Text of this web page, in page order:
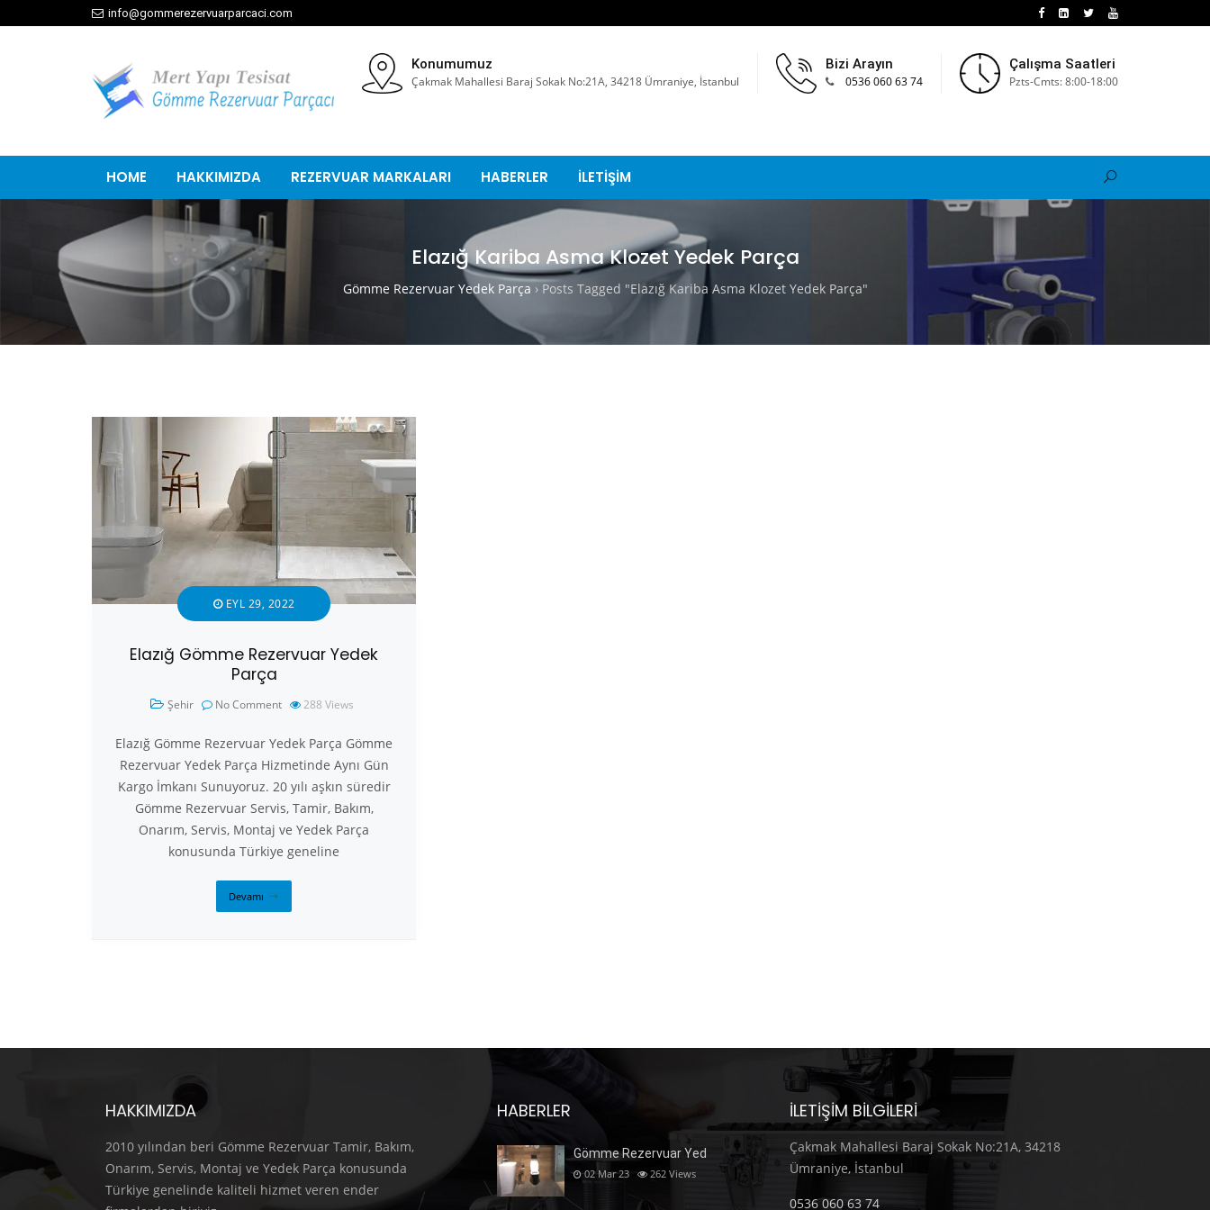
info@gommerezervuarparcaci.com
Konumumuz
Çakmak Mahallesi Baraj Sokak No:21A, 34218 Ümraniye, İstanbul
Bizi Arayın
0536 060 63 74
Çalışma Saatleri
Pzts-Cmts: 8:00-18:00
HOME HAKKIMIZDA REZERVUAR MARKALARI HABERLER İLETİŞİM
Elazığ Kariba Asma Klozet Yedek Parça
Gömme Rezervuar Yedek Parça › Posts Tagged "Elazığ Kariba Asma Klozet Yedek Parça"
EYL 29, 2022
Elazığ Gömme Rezervuar Yedek
Parça
Şehir No Comment 288 Views
Elazığ Gömme Rezervuar Yedek Parça Gömme
Rezervuar Yedek Parça Hizmetinde Aynı Gün
Kargo İmkanı Sunuyoruz. 20 yılı aşkın süredir
Gömme Rezervuar Servis, Tamir, Bakım,
Onarım, Servis, Montaj ve Yedek Parça
konusunda Türkiye geneline
Devamı
HAKKIMIZDA
2010 yılından beri Gömme Rezervuar Tamir, Bakım,
Onarım, Servis, Montaj ve Yedek Parça konusunda
Türkiye genelinde kaliteli hizmet veren ender
HABERLER
Gömme Rezervuar Yed
02 Mar 23 262 Views
İLETIŞIM BILGILERI
Çakmak Mahallesi Baraj Sokak No:21A, 34218
Ümraniye, İstanbul
0536 060 63 74